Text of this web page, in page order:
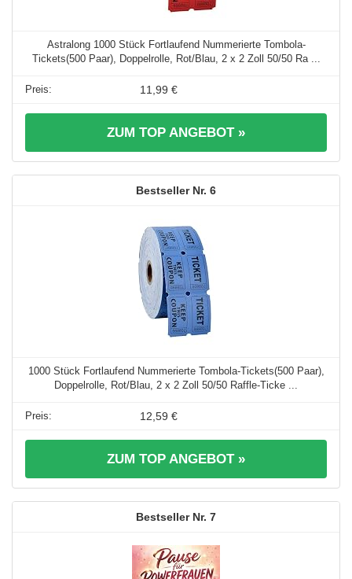
Astralong 1000 Stück Fortlaufend Nummerierte Tombola-
Tickets(500 Paar), Doppelrolle, Rot/Blau, 2 x 2 Zoll 50/50 Ra ...
11,99 €
ZUM TOP ANGEBOT »
6
1000 Stück Fortlaufend Nummerierte Tombola-Tickets(500 Paar),
Doppelrolle, Rot/Blau, 2 x 2 Zoll 50/50 Raffle-Ticke ...
12,59 €
ZUM TOP ANGEBOT »
7